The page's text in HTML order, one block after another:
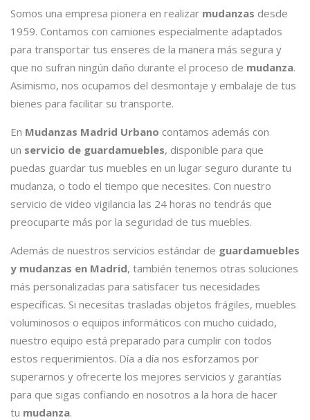
Somos una empresa pionera en realizar mudanzas desde
1959. Contamos con camiones especialmente adaptados
para transportar tus enseres de la manera más segura y
que no sufran ningún daño durante el proceso de mudanza.
Asimismo, nos ocupamos del desmontaje y embalaje de tus
bienes para facilitar su transporte.
En Mudanzas Madrid Urbano contamos además con
un servicio de guardamuebles, disponible para que
puedas guardar tus muebles en un lugar seguro durante tu
mudanza, o todo el tiempo que necesites. Con nuestro
servicio de video vigilancia las 24 horas no tendrás que
preocuparte más por la seguridad de tus muebles.
Además de nuestros servicios estándar de guardamuebles
y mudanzas en Madrid, también tenemos otras soluciones
más personalizadas para satisfacer tus necesidades
específicas. Si necesitas trasladas objetos frágiles, muebles
voluminosos o equipos informáticos con mucho cuidado,
nuestro equipo está preparado para cumplir con todos
estos requerimientos. Día a día nos esforzamos por
superarnos y ofrecerte los mejores servicios y garantías
para que sigas confiando en nosotros a la hora de hacer
tu mudanza.